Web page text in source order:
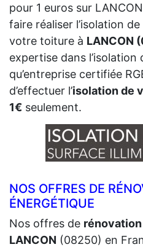
pour 1 euros sur
faire réaliser l’isolation
votre toiture à LANCON
expertise dans
qu’entreprise certifiée
d’effectuer l’isolation de
1€ seulement.
NOS OFFRES DE
ÉNERGÉTIQUE
Nos offres de
LANCON (08250) en